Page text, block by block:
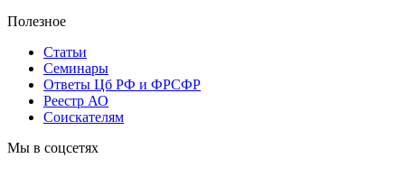
Полезное
Статьи
Cеминары
Ответы Цб РФ и ФРСФР
Реестр АО
Соискателям
Мы в соцсетях